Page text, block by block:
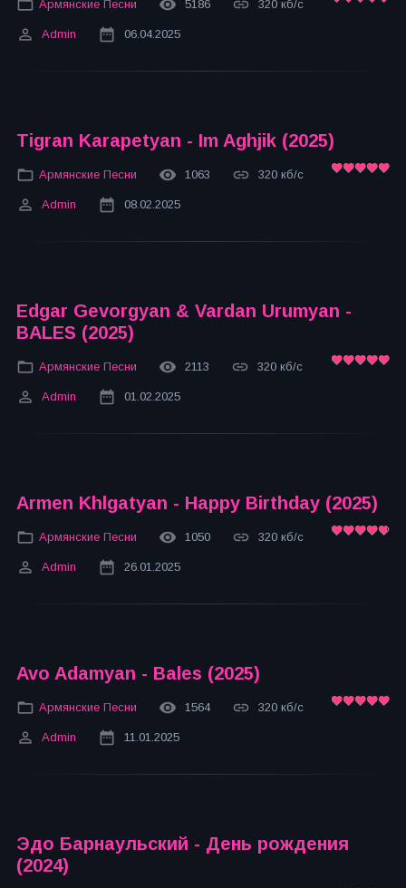
Армянские Песни 5186 320 кб/с
Admin 06.04.2025
Tigran Karapetyan - Im Aghjik (2025)
Армянские Песни 1063 320 кб/с
Admin 08.02.2025
Edgar Gevorgyan & Vardan Urumyan -
BALES (2025)
Армянские Песни 2113 320 кб/с
Admin 01.02.2025
Armen Khlgatyan - Happy Birthday (2025)
Армянские Песни 1050 320 кб/с
Admin 26.01.2025
Avo Adamyan - Bales (2025)
Армянские Песни 1564 320 кб/с
Admin 11.01.2025
Эдо Барнаульский - День рождения
(2024)